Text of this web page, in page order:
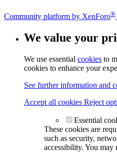
Community platform by XenForo®
We value your
We use essential cookies to
cookies to enhance your
See further information and
Accept all cookies Reject
Essential
These cookies are
such as security,
accessibility. You may